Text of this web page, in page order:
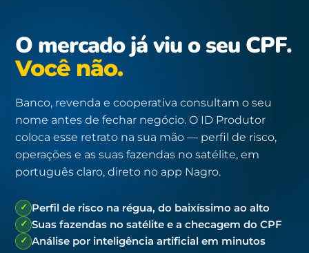
O mercado já viu o seu CPF.
Você não.
Banco, revenda e cooperativa consultam o seu
nome antes de fechar negócio. O ID Produtor
coloca esse retrato na sua mão — perfil de risco,
operações e as suas fazendas no satélite, em
português claro, direto no app Nagro.
✓ Perfil de risco na régua, do baixíssimo ao alto
✓ Suas fazendas no satélite e a checagem do CPF
✓ Análise por inteligência artificial em minutos